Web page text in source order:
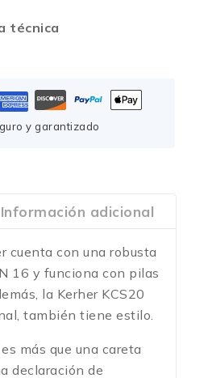
técnica
y garantizado
Información adicional
cuenta con una robusta
16 y funciona con pilas
la Kerher KCS20
también tiene estilo.
más que una careta
declaración de